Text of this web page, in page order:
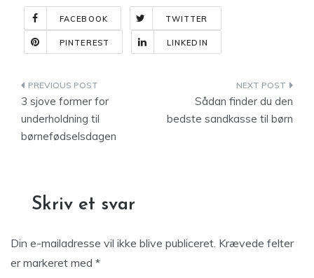
FACEBOOK TWITTER
PINTEREST LINKEDIN
Indlægsnavigation
3 sjove former for
underholdning til
børnefødselsdagen
Sådan finder du den
bedste sandkasse til børn
Skriv et svar
Din e-mailadresse vil ikke blive publiceret. Krævede felter
er markeret med *